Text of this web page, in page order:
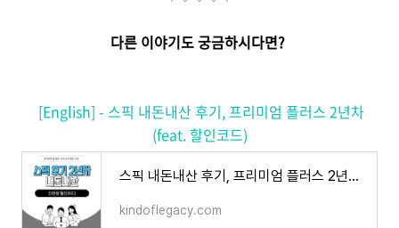
다른 이야기도 궁금하시다면?
[English] - 스픽 내돈내산 후기, 프리미엄 플러스 2년차
(feat. 할인코드)
스픽 내돈내산 후기, 프리미엄 플러스 2년차 (feat. 할인코드)
kindoflegacy.com